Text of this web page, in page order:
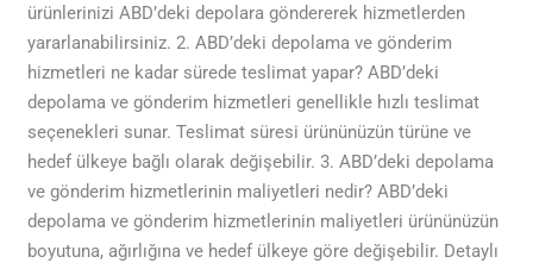
ürünlerinizi ABD’deki depolara göndererek hizmetlerden
yararlanabilirsiniz. 2. ABD’deki depolama ve gönderim
hizmetleri ne kadar sürede teslimat yapar? ABD’deki
depolama ve gönderim hizmetleri genellikle hızlı teslimat
seçenekleri sunar. Teslimat süresi ürününüzün türüne ve
hedef ülkeye bağlı olarak değişebilir. 3. ABD’deki depolama
ve gönderim hizmetlerinin maliyetleri nedir? ABD’deki
depolama ve gönderim hizmetlerinin maliyetleri ürününüzün
boyutuna, ağırlığına ve hedef ülkeye göre değişebilir. Detaylı